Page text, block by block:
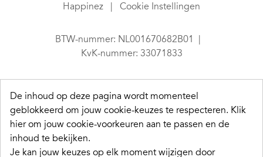
Happinez
Cookie Instellingen
BTW-nummer: NL001670682B01
KvK-nummer: 33071833
De inhoud op deze pagina wordt momenteel
geblokkeerd om jouw cookie-keuzes te respecteren. Klik
hier om jouw cookie-voorkeuren aan te passen en de
inhoud te bekijken.
Je kan jouw keuzes op elk moment wijzigen door